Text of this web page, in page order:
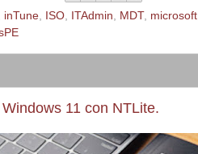
inTune ISO ITAdmin MDT, microsoft
11 con NTLite.